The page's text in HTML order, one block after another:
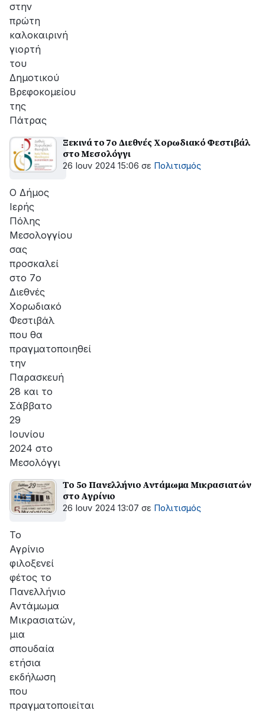
στην
πρώτη
καλοκαιρινή
γιορτή
του
Δημοτικού
Βρεφοκομείου
της
Πάτρας
Ξεκινά το 7ο Διεθνές Χορωδιακό Φεστιβάλ
στο Μεσολόγγι
26 Ιουν 2024 15:06 σε Πολιτισμός
Ο Δήμος
Ιερής
Πόλης
Μεσολογγίου
σας
προσκαλεί
στο 7ο
Διεθνές
Χορωδιακό
Φεστιβάλ
που θα
πραγματοποιηθεί
την
Παρασκευή
28 και το
Σάββατο
29
Ιουνίου
2024 στο
Μεσολόγγι
Το 5ο Πανελλήνιο Αντάμωμα Μικρασιατών
στο Αγρίνιο
26 Ιουν 2024 13:07 σε Πολιτισμός
Το
Αγρίνιο
φιλοξενεί
φέτος το
Πανελλήνιο
Αντάμωμα
Μικρασιατών,
μια
σπουδαία
ετήσια
εκδήλωση
που
πραγματοποιείται